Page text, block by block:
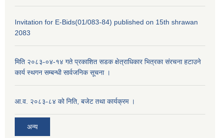
Invitation for E-Bids(01/083-84) published on 15th shrawan
2083
मिति २०८३-०४-१४ गते प्रकाशित सडक क्षेत्राधिकार भित्रका संरचना हटाउने
कार्य स्थगन सम्बन्धी सार्वजनिक सूचना ।
आ.व. २०८३-८४ को निति, बजेट तथा कार्यक्रम ।
अन्य